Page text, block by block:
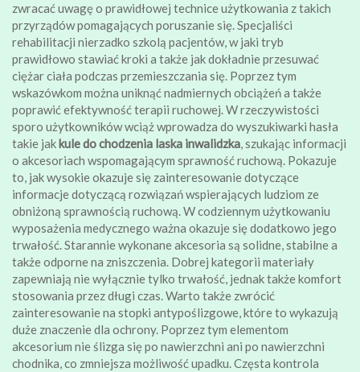
zwracać uwagę o prawidłowej technice użytkowania z takich
przyrządów pomagających poruszanie się. Specjaliści
rehabilitacji nierzadko szkolą pacjentów, w jaki tryb
prawidłowo stawiać kroki a także jak dokładnie przesuwać
ciężar ciała podczas przemieszczania się. Poprzez tym
wskazówkom można uniknąć nadmiernych obciążeń a także
poprawić efektywność terapii ruchowej. W rzeczywistości
sporo użytkowników wciąż wprowadza do wyszukiwarki hasła
takie jak kule do chodzenia laska inwalidzka, szukając informacji
o akcesoriach wspomagającym sprawność ruchową. Pokazuje
to, jak wysokie okazuje się zainteresowanie dotyczące
informacje dotyczącą rozwiązań wspierających ludziom ze
obniżoną sprawnością ruchową. W codziennym użytkowaniu
wyposażenia medycznego ważna okazuje się dodatkowo jego
trwałość. Starannie wykonane akcesoria są solidne, stabilne a
także odporne na zniszczenia. Dobrej kategorii materiały
zapewniają nie wyłącznie tylko trwałość, jednak także komfort
stosowania przez długi czas. Warto także zwrócić
zainteresowanie na stopki antypoślizgowe, które to wykazują
duże znaczenie dla ochrony. Poprzez tym elementom
akcesorium nie ślizga się po nawierzchni ani po nawierzchni
chodnika, co zmniejsza możliwość upadku. Częsta kontrola